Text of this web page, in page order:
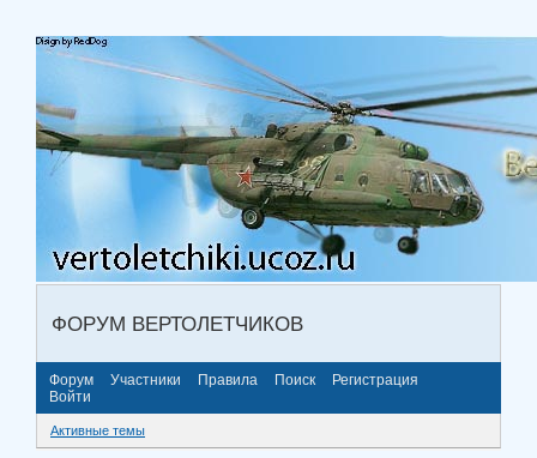
ФОРУМ ВЕРТОЛЕТЧИКОВ
Форум Участники Правила Поиск
Регистрация
Войти
Активные темы